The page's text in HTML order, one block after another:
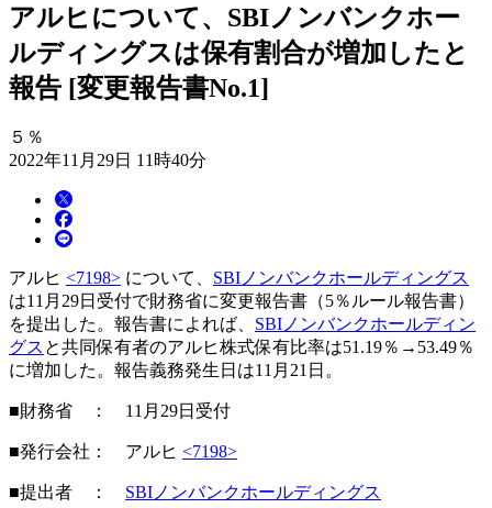
アルヒについて、SBIノンバンクホー
ルディングスは保有割合が増加したと
報告 [変更報告書No.1]
５％
2022年11月29日 11時40分
アルヒ <7198> について、 SBIノンバンクホールディングス
は11月29日受付で財務省に変更報告書（5％ルール報告書）
を提出した。報告書によれば、 SBIノンバンクホールディン
グス と共同保有者のアルヒ株式保有比率は51.19％→53.49％
に増加した。報告義務発生日は11月21日。
■財務省 ： 11月29日受付
■発行会社： アルヒ <7198>
■提出者 ： SBIノンバンクホールディングス